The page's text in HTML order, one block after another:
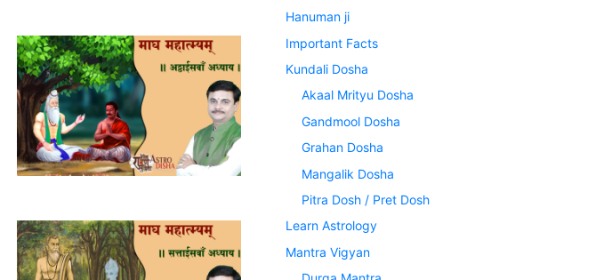
Hanuman ji
Important Facts
Kundali Dosha
Akaal Mrityu Dosha
Gandmool Dosha
Grahan Dosha
Mangalik Dosha
Pitra Dosh / Pret Dosh
Learn Astrology
Mantra Vigyan